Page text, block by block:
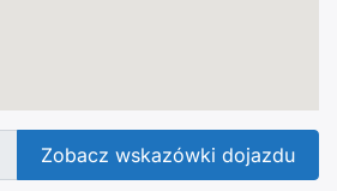
Zobacz wskazówki dojazdu